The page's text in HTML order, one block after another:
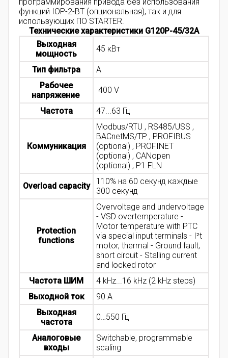
функций IOP-2-BT (опциональная), так и для
использующих ПО STARTER.
Технические характеристики G120P-45/32A
Выходная
мощность
45 кВт
Тип фильтра
A
Рабочее
напряжение
400 V
Частота 47...63 Гц
Коммуникация
Modbus/RTU , RS485/USS ,
BACnetMS/TP , PROFIBUS
(optional) , PROFINET
(optional) , CANopen
(optional) , P1 FLN
Overload capacity
110% на 60 секунд каждые
300 секунд
Protection
functions
Overvoltage and undervoltage
- VSD overtemperature -
Motor temperature with PTC
via special input terminals - I²t
motor, thermal - Ground fault,
short circuit - Stalling current
and locked rotor
Частота ШИМ
4 kHz...16 kHz (2 kHz steps)
Выходной ток
90 A
Выходная
частота
0…550 Гц
Аналоговые
входы
Switchable, programmable
scaling